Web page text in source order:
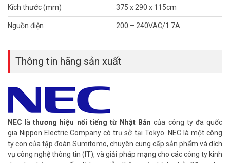
13. Linh động và thuận tiện trong việc bảo dưỡng.
1. Cấu hình hệ thống:
Hệ thống tổng đài NEC SL1000-20-48 cấu hình 20 trung kế 48 thuê
– 01 Khung chính tổng đài IP4WW-1632M-A KSU cấu hình 4 trung
kế 8 thuê bao
4 trung kế 8 thuê bao
– 01 Card nối khung IP4WW-EXIFB-C1 cắm trên khe BUS của
khung chính, nối với khung phụ qua cổng BUS trên khung phụ
– 01 Card bộ nhớ mở rộng IP4WW-MEMDB-C1
– 03 Card IP4WW-408E-A1 mở rộng 4 trung kế 8 thuê bao
– 01 Card IP4WW-008E-A1 mở rộng 8 thuê bao
Kích thước (mm) 375 x 290 x 115cm
Nguồn điện 200 – 240VAC/1.7A
Thông tin hãng sản xuất
NEC làthương hiệu nổi tiếng từ Nhật Bản của công ty đa quốc
gia Nippon Electric Company có trụ sở tại Tokyo. NEC là một công
ty con của tập đoàn Sumitomo, chuyên cung cấp sản phẩm và dịch
vụ công nghệ thông tin (IT), và giải pháp mạng cho các công ty kinh